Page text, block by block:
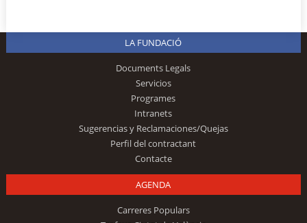
LA FUNDACIÓ
Documents Legals
Servicios
Programes
Intranets
Sugerencias y Reclamaciones/Quejas
Perfil del contractant
Contacte
AGENDA
Carreres Populars